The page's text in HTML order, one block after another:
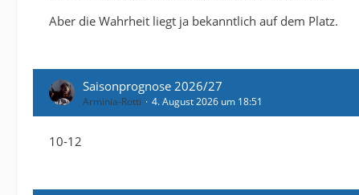
Aber die Wahrheit liegt ja bekanntlich auf dem Platz.
Saisonprognose 2026/27
Arminia-Rotti 4. August 2026 um 18:51
10-12